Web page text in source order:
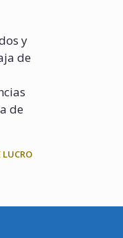
y
de
de
LUCRO